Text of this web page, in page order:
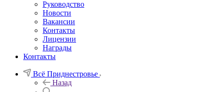
Руководство
Новости
Вакансии
Контакты
Лицензии
Награды
Контакты
Всё Приднестровье
Назад